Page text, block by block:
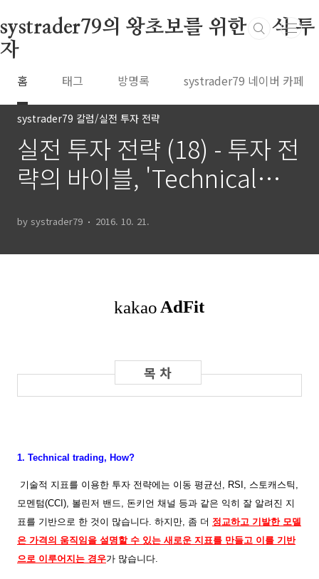
systrader79의 왕초보를 위한 주식 투
자
홈 태그 방명록 systrader79 네이버 카페
systrader79 칼럼/실전 투자 전략
실전 투자 전략 (18) - 투자 전
략의 바이블, 'Technical
commodities'
by systrader79 2016. 10. 21.
1. Technical trading, How?
기술적 지표를 이용한 투자 전략에는 이동 평균선, RSI, 스토캐스틱,
모멘텀(CCI), 볼린저 밴드, 돈키언 채널 등과 같은 익히 잘 알려진 지
표를 기반으로 한 것이 많습니다. 하지만, 좀 더 정교하고 기발한 모델
은 가격의 움직임을 설명할 수 있는 새로운 지표를 만들고 이를 기반
으로 이루어지는 경우가 많습니다.